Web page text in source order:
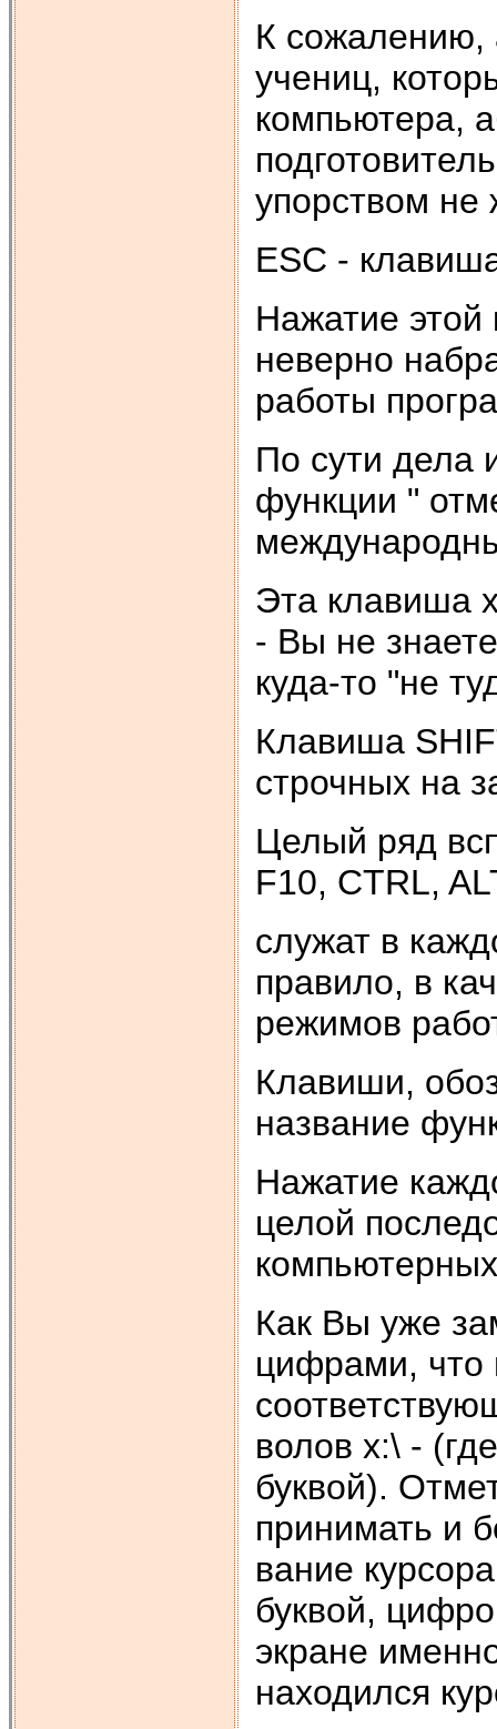
К сожалению,
учениц,
компьютера,
упорством не
ESC -
Нажатие
неверно
работы
По сути дела
функции "
Эта клавиша
- Вы не
куда-то "не
Клавиша
строчных на
Целый ряд
F10, CTRL,
служат в
правило, в
режимов
Клавиши,
название
Нажатие
целой
Как Вы уже
цифрами, что
волов х:\ -
буквой).
принимать и
вание
буквой,
экране
находился